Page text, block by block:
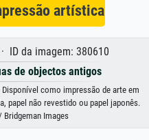
artística
ID da imagem: 380610
de objectos antigos
como impressão de arte em
papel não revestido ou papel japonês.
Bridgeman Images